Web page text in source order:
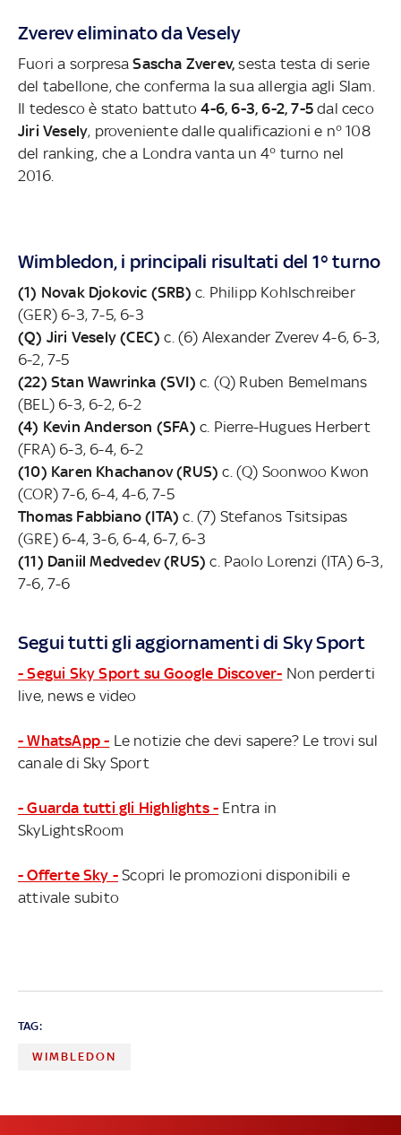
Zverev eliminato da Vesely
Fuori a sorpresaSascha Zverev, sesta testa di serie
del tabellone, che conferma la sua allergia agli Slam.
Il tedesco è stato battuto4-6, 6-3, 6-2, 7-5 dal ceco
Jiri Vesely, proveniente dalle qualificazioni e n° 108
del ranking, che a Londra vanta un 4° turno nel
2016.
Wimbledon, i principali risultati del 1° turno
(1) Novak Djokovic (SRB) c. Philipp Kohlschreiber
(GER) 6-3, 7-5, 6-3
(Q) Jiri Vesely (CEC) c. (6) Alexander Zverev 4-6, 6-3,
6-2, 7-5
(22) Stan Wawrinka (SVI) c. (Q) Ruben Bemelmans
(BEL) 6-3, 6-2, 6-2
(4) Kevin Anderson (SFA) c. Pierre-Hugues Herbert
(FRA) 6-3, 6-4, 6-2
(10) Karen Khachanov (RUS) c. (Q) Soonwoo Kwon
(COR) 7-6, 6-4, 4-6, 7-5
Thomas Fabbiano (ITA) c. (7) Stefanos Tsitsipas
(GRE) 6-4, 3-6, 6-4, 6-7, 6-3
(11) Daniil Medvedev (RUS) c. Paolo Lorenzi (ITA) 6-3,
7-6, 7-6
Segui tutti gli aggiornamenti di Sky Sport
- Segui Sky Sport su Google Discover- Non perderti
live, news e video
- WhatsApp - Le notizie che devi sapere? Le trovi sul
canale di Sky Sport
- Guarda tutti gli Highlights - Entra in
SkyLightsRoom
- Offerte Sky - Scopri le promozioni disponibili e
attivale subito
TAG:
WIMBLEDON